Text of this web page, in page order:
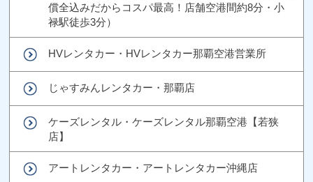
償全込みだからコスパ最高！店舗空港間約8分・小
禄駅徒歩3分）
HVレンタカー・HVレンタカー那覇空港営業所
じゃすみんレンタカー・那覇店
ケーズレンタル・ケーズレンタル那覇空港【若狭
店】
アートレンタカー・アートレンタカー沖縄店